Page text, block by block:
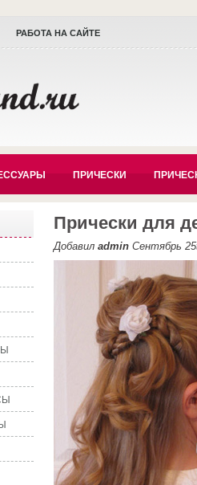
РАБОТА НА САЙТЕ
ПРИЧЕСКИ
Прически для
Добавил admin Сентябрь